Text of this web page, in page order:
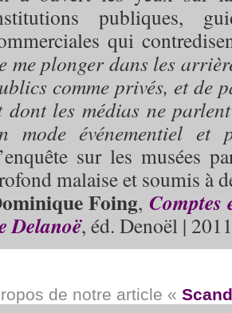
publiques,
qui
me plonger dans les
comme privés, et de
dont les médias ne
mode événementiel et
sur les musées
malaise et soumis à
Foing, Comptes
Delanoë, éd. Denoël | 2011
de notre article «